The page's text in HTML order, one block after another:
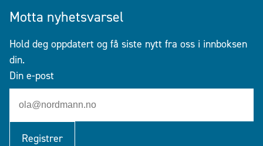
Motta nyhetsvarsel
Hold deg oppdatert og få siste nytt fra oss i innboksen
din.
Din e-post
Registrer